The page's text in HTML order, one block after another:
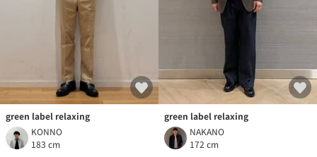
green label relaxing
KONNO
183 cm
green label relaxing
NAKANO
172 cm